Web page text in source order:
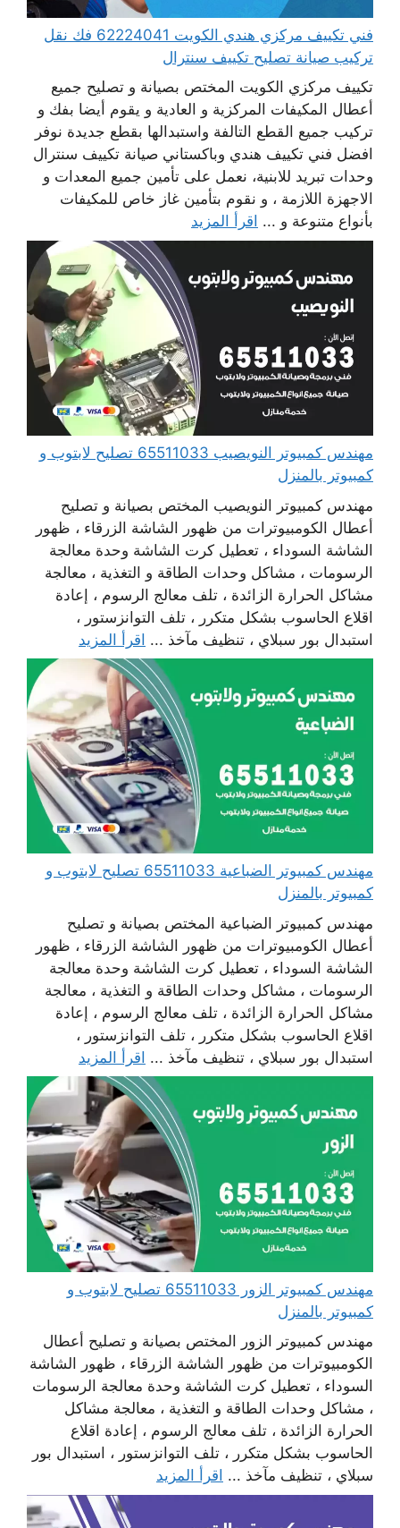
فني تكييف مركزي هندي الكويت 62224041 فك نقل
تركيب صيانة تصليح تكييف سنترال
تكييف مركزي الكويت المختص بصيانة و تصليح جميع
أعطال المكيفات المركزية و العادية و يقوم أيضا بفك و
تركيب جميع القطع التالفة واستبدالها بقطع جديدة نوفر
افضل فني تكييف هندي وباكستاني صيانة تكييف سنترال
وحدات تبريد للابنية، نعمل على تأمين جميع المعدات و
الاجهزة اللازمة ، و نقوم بتأمين غاز خاص للمكيفات
بأنواع متنوعة و ... اقرأ المزيد
مهندس كمبيوتر النويصيب 65511033 تصليح لابتوب و
كمبيوتر بالمنزل
مهندس كمبيوتر النويصيب المختص بصيانة و تصليح
أعطال الكومبيوترات من ظهور الشاشة الزرقاء ، ظهور
الشاشة السوداء ، تعطيل كرت الشاشة وحدة معالجة
الرسومات ، مشاكل وحدات الطاقة و التغذية ، معالجة
مشاكل الحرارة الزائدة ، تلف معالج الرسوم ، إعادة
اقلاع الحاسوب بشكل متكرر ، تلف التوانزستور ،
استبدال بور سبلاي ، تنظيف مآخذ ... اقرأ المزيد
مهندس كمبيوتر الضباعية 65511033 تصليح لابتوب و
كمبيوتر بالمنزل
مهندس كمبيوتر الضباعية المختص بصيانة و تصليح
أعطال الكومبيوترات من ظهور الشاشة الزرقاء ، ظهور
الشاشة السوداء ، تعطيل كرت الشاشة وحدة معالجة
الرسومات ، مشاكل وحدات الطاقة و التغذية ، معالجة
مشاكل الحرارة الزائدة ، تلف معالج الرسوم ، إعادة
اقلاع الحاسوب بشكل متكرر ، تلف التوانزستور ،
استبدال بور سبلاي ، تنظيف مآخذ ... اقرأ المزيد
مهندس كمبيوتر الزور 65511033 تصليح لابتوب و
كمبيوتر بالمنزل
مهندس كمبيوتر الزور المختص بصيانة و تصليح أعطال
الكومبيوترات من ظهور الشاشة الزرقاء ، ظهور الشاشة
السوداء ، تعطيل كرت الشاشة وحدة معالجة الرسومات
، مشاكل وحدات الطاقة و التغذية ، معالجة مشاكل
الحرارة الزائدة ، تلف معالج الرسوم ، إعادة اقلاع
الحاسوب بشكل متكرر ، تلف التوانزستور ، استبدال بور
سبلاي ، تنظيف مآخذ ... اقرأ المزيد